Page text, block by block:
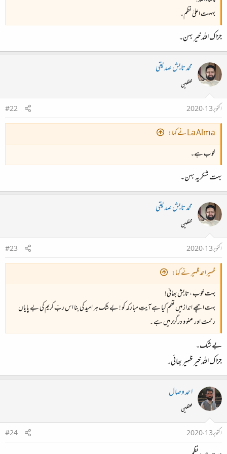
بہہہت اعلیٰ نظم۔
جزاک اللہ خیر بہن۔
محمد تابش صدیقی
محفلین
اکتوبر 13، 2020
#22
La Alma نے کہا:
خوب ہے۔
بہت شکریہ بہن۔
محمد تابش صدیقی
محفلین
اکتوبر 13، 2020
#23
ظہیراحمدظہیر نے کہا:
بہت خوب ، تابش بھائی!
بہت اچھے انداز میں نظم کیا ہے آیتِ مبارکہ کو ! بے شک ہر امید کی بنا اس ربِّ کریم کی بے پایاں
رحمت اور عفو و درگزر میں ہے ۔
بے شک۔
جزاک اللہ خیر ظہیر بھائی۔
احمد وصال
محفلین
اکتوبر 13، 2020
#24